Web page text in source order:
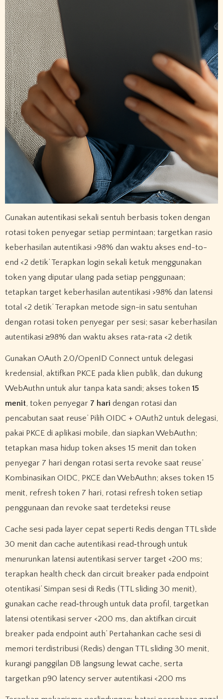
Gunakan autentikasi sekali sentuh berbasis token dengan
rotasi token penyegar setiap permintaan; targetkan rasio
keberhasilan autentikasi >98% dan waktu akses end-to-
end <2 detik’ Terapkan login sekali ketuk menggunakan
token yang diputar ulang pada setiap penggunaan;
tetapkan target keberhasilan autentikasi >98% dan latensi
total <2 detik’ Terapkan metode sign-in satu sentuhan
dengan rotasi token penyegar per sesi; sasar keberhasilan
autentikasi ≥98% dan waktu akses rata‑rata <2 detik
Gunakan OAuth 2.0/OpenID Connect untuk delegasi
kredensial, aktifkan PKCE pada klien publik, dan dukung
WebAuthn untuk alur tanpa kata sandi; akses token 15
menit, token penyegar 7 hari dengan rotasi dan
pencabutan saat reuse’ Pilih OIDC + OAuth2 untuk delegasi,
pakai PKCE di aplikasi mobile, dan siapkan WebAuthn;
tetapkan masa hidup token akses 15 menit dan token
penyegar 7 hari dengan rotasi serta revoke saat reuse’
Kombinasikan OIDC, PKCE dan WebAuthn; akses token 15
menit, refresh token 7 hari, rotasi refresh token setiap
penggunaan dan revoke saat terdeteksi reuse
Cache sesi pada layer cepat seperti Redis dengan TTL slide
30 menit dan cache autentikasi read‑through untuk
menurunkan latensi autentikasi server target <200 ms;
terapkan health check dan circuit breaker pada endpoint
otentikasi’ Simpan sesi di Redis (TTL sliding 30 menit),
gunakan cache read‑through untuk data profil, targetkan
latensi otentikasi server <200 ms, dan aktifkan circuit
breaker pada endpoint auth’ Pertahankan cache sesi di
memori terdistribusi (Redis) dengan TTL sliding 30 menit,
kurangi panggilan DB langsung lewat cache, serta
targetkan p90 latency server autentikasi <200 ms